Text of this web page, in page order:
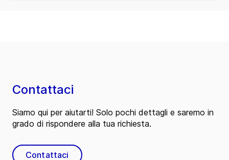
Contattaci
Siamo qui per aiutarti! Solo pochi dettagli e saremo in
grado di rispondere alla tua richiesta.
Contattaci